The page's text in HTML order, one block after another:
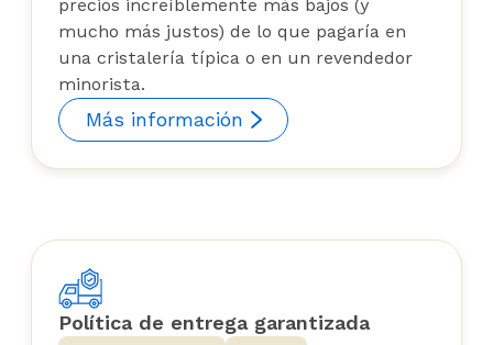
precios increíblemente más bajos (y
mucho más justos) de lo que pagaría en
una cristalería típica o en un revendedor
minorista.
Más información
Política de entrega garantizada